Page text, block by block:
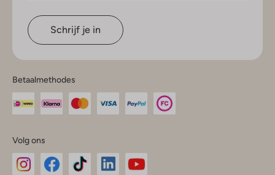
Schrijf je in
Betaalmethodes
Volg ons